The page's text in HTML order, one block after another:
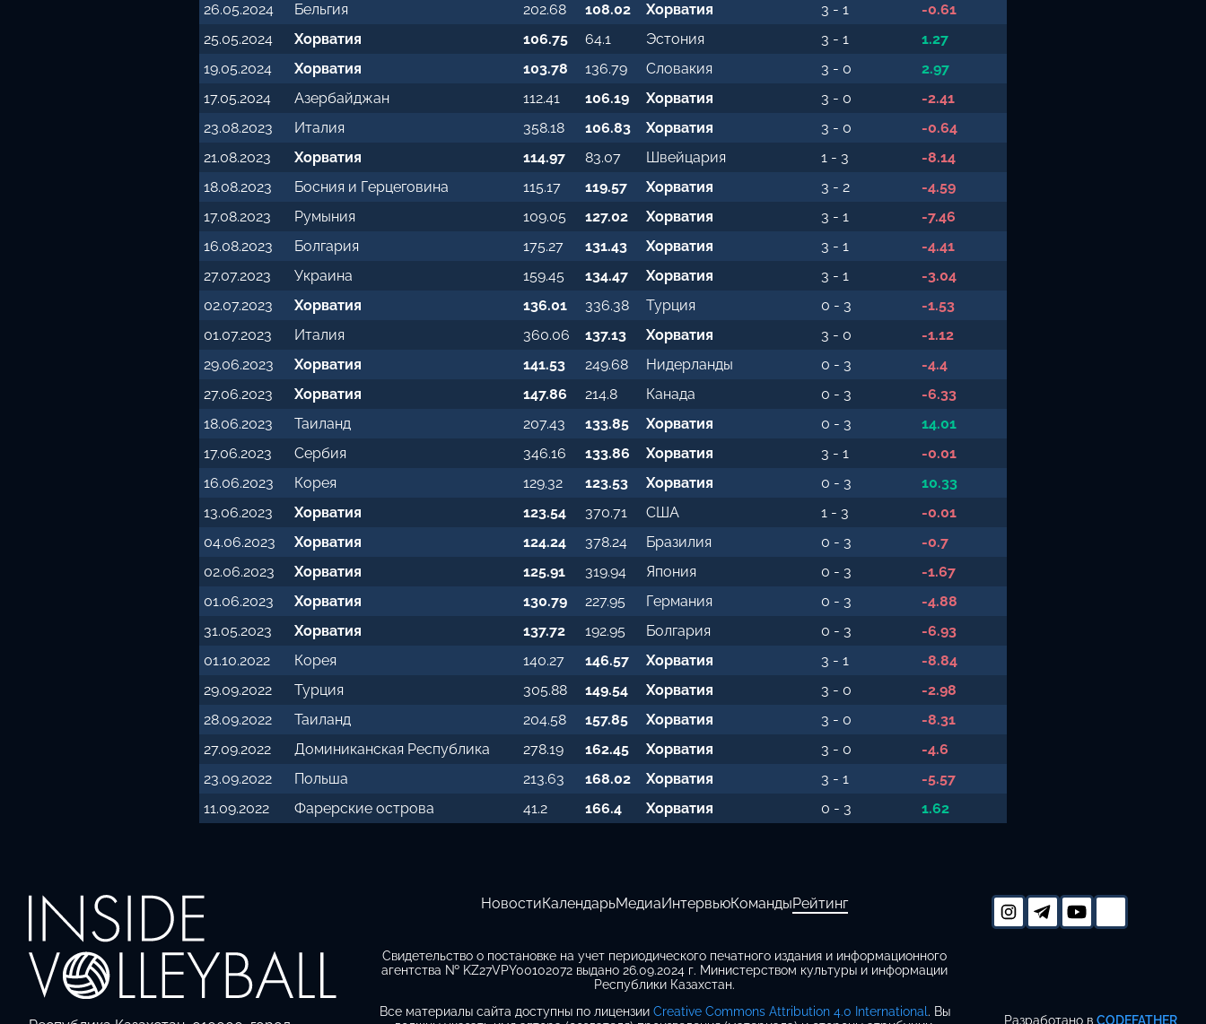
26.05.2024
Бельгия 202.68 108.02 Хорватия 3 - 1
-0.61
25.05.2024
Хорватия 106.75 64.1 Эстония 3 - 1
1.27
19.05.2024
Хорватия 103.78 136.79 Словакия 3 - 0
2.97
17.05.2024
Азербайджан 112.41 106.19 Хорватия 3 - 0
-2.41
23.08.2023
Италия 358.18 106.83 Хорватия 3 - 0
-0.64
21.08.2023
Хорватия 114.97 83.07 Швейцария 1 - 3
-8.14
18.08.2023
Босния и Герцеговина 115.17 119.57 Хорватия 3 - 2
-4.59
17.08.2023
Румыния 109.05 127.02 Хорватия 3 - 1
-7.46
16.08.2023
Болгария 175.27 131.43 Хорватия 3 - 1
-4.41
27.07.2023
Украина 159.45 134.47 Хорватия 3 - 1
-3.04
02.07.2023
Хорватия 136.01 336.38 Турция 0 - 3
-1.53
01.07.2023
Италия 360.06 137.13 Хорватия 3 - 0
-1.12
29.06.2023
Хорватия 141.53 249.68 Нидерланды 0 - 3
-4.4
27.06.2023
Хорватия 147.86 214.8 Канада 0 - 3
-6.33
18.06.2023
Таиланд 207.43 133.85 Хорватия 0 - 3
14.01
17.06.2023
Сербия 346.16 133.86 Хорватия 3 - 1
-0.01
16.06.2023
Корея 129.32 123.53 Хорватия 0 - 3
10.33
13.06.2023
Хорватия 123.54 370.71 США 1 - 3
-0.01
04.06.2023
Хорватия 124.24 378.24 Бразилия 0 - 3
-0.7
02.06.2023
Хорватия 125.91 319.94 Япония 0 - 3
-1.67
01.06.2023
Хорватия 130.79 227.95 Германия 0 - 3
-4.88
31.05.2023
Хорватия 137.72 192.95 Болгария 0 - 3
-6.93
01.10.2022
Корея 140.27 146.57 Хорватия 3 - 1
-8.84
29.09.2022
Турция 305.88 149.54 Хорватия 3 - 0
-2.98
28.09.2022
Таиланд 204.58 157.85 Хорватия 3 - 0
-8.31
27.09.2022
Доминиканская Республика 278.19 162.45 Хорватия 3 - 0
-4.6
23.09.2022
Польша 213.63 168.02 Хорватия 3 - 1
-5.57
11.09.2022
Фарерские острова 41.2 166.4 Хорватия 0 - 3 1.62
НовостиКалендарьМедиаИнтервьюКомандыРейтинг
Свидетельство о постановке на учет периодического печатного издания и информационного
агентства № KZ27VPY00102072 выдано 26.09.2024 г. Министерством культуры и информации
Республики Казахстан.
Все материалы сайта доступны по лицензии Creative Commons Attribution 4.0 International . Вы
Разработано в CODEFATHER